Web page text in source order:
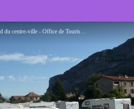
Provençales
A 5 minutes à pied du centre-ville - Office de Tourisme Sisteron Les Alpes provençales